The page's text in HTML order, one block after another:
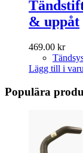
& uppåt
469.00 kr
Lägg till i
Populära